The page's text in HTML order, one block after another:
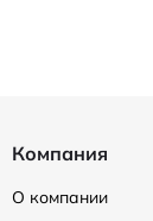
Компания
О компании